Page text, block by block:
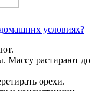
условиях?
Массу растирают до
орехи.